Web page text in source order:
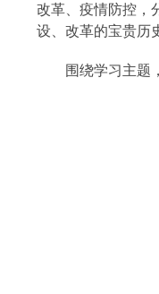
改革、疫情防控，
设、改革的宝贵历
围绕学习主题